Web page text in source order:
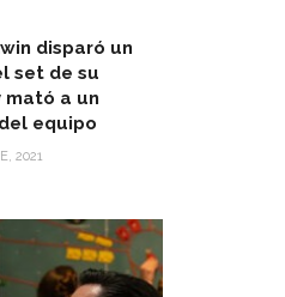
disparó un
set de su
a un
equipo
2021